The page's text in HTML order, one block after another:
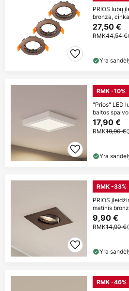
PRIOS lubų
bronza,
27,50 €
RMK44,54 €
Yra
RMK -10%
"Prios" LED
baltos
17,90 €
RMK19,90 €
Yra
RMK -33%
PRIOS
matinis
9,90 €
RMK14,90 €
Yra
RMK -46%